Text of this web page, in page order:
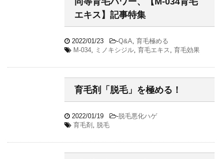
エキス】記事特集
2022/01/23 -Q&A 育毛極める
M-034
ミノキシジル 育毛エキス 育毛効果
育毛剤「脱毛」を極める！
2022/01/19 -脱毛悪化ハゲ
育毛剤
脱毛